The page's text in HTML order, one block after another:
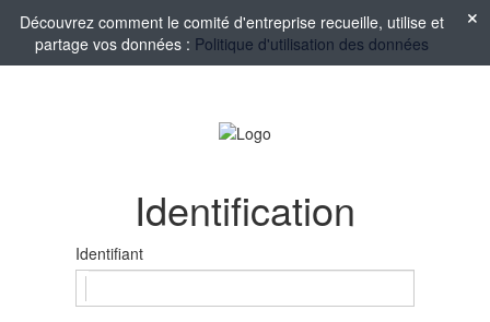
Découvrez comment le comité d'entreprise recueille, utilise et
partage vos données : Politique d'utilisation des données
Identification
Identifiant